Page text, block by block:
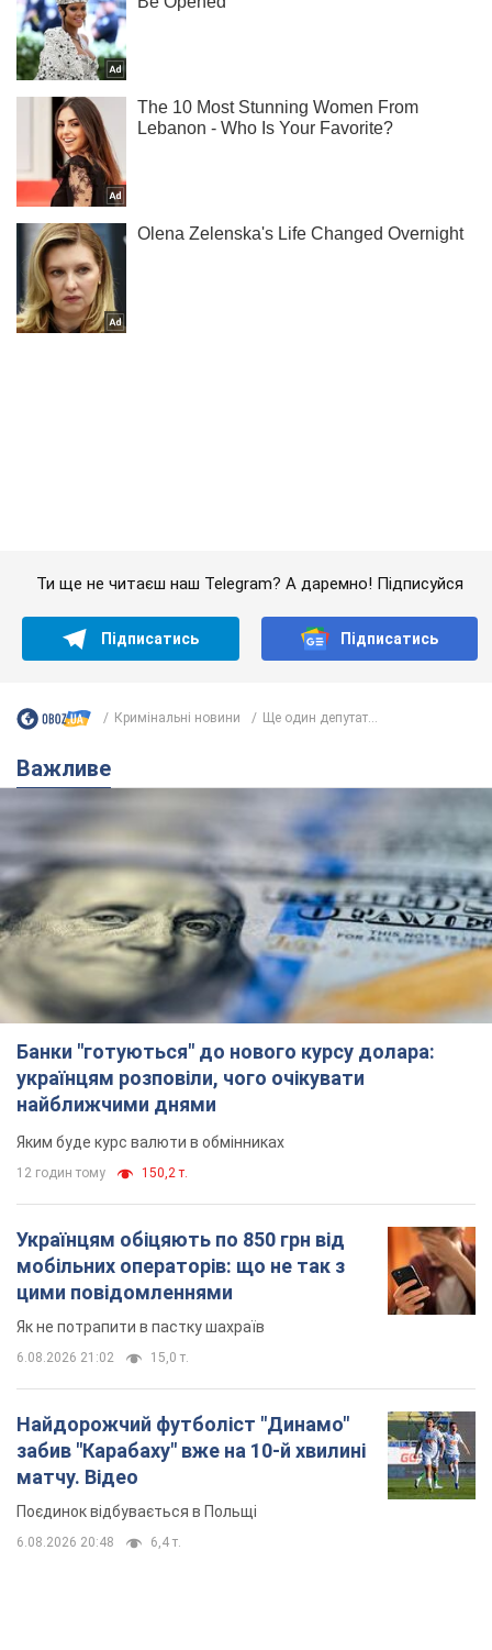
Банки "готуються" до нового курсу долара:
українцям розповіли, чого очікувати
найближчими днями
Яким буде курс валюти в обмінниках
12 годин тому 150,2 т.
Українцям обіцяють по 850 грн від
мобільних операторів: що не так з
цими повідомленнями
Як не потрапити в пастку шахраїв
6.08.2026 21:02 15,0 т.
Найдорожчий футболіст "Динамо"
забив "Карабаху" вже на 10-й хвилині
матчу. Відео
Поєдинок відбувається в Польщі
6.08.2026 20:48 6,4 т.